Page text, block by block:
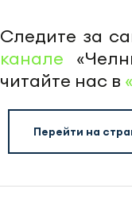
Следите за
канале
читайте нас в
Перейти на